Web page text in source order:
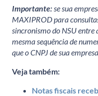
Importante:se sua
MAXIPROD para
sincronismo do NSU entre
mesma sequência de
que o CNPJ de sua
Veja também:
Notas fiscais